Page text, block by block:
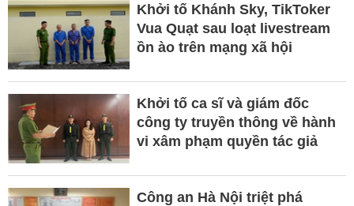
Khởi tố Khánh Sky, TikToker
Vua Quạt sau loạt livestream
ồn ào trên mạng xã hội
Khởi tố ca sĩ và giám đốc
công ty truyền thông về hành
vi xâm phạm quyền tác giả
Công an Hà Nội triệt phá